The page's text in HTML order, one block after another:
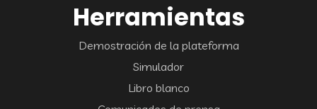
Herramientas
Demostración de la plateforma
Simulador
Libro blanco